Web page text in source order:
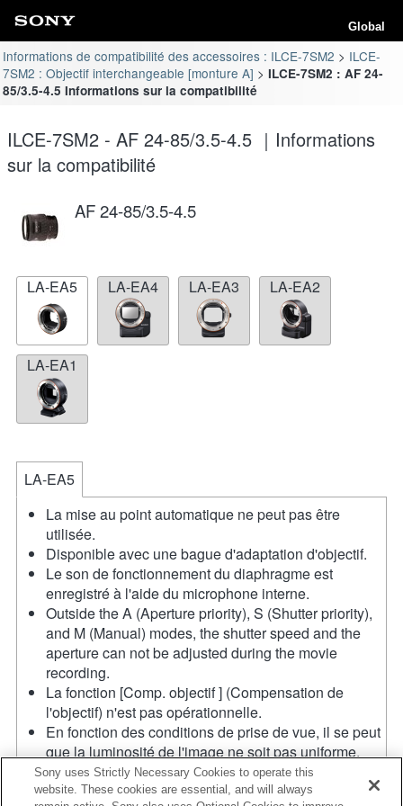
Global
Informations de compatibilité des accessoires : ILCE-7SM2
ILCE-
7SM2 : Objectif interchangeable [monture A]
ILCE-7SM2 : AF 24-
85/3.5-4.5 Informations sur la compatibilité
ILCE-7SM2 - AF 24-85/3.5-4.5 ｜Informations
sur la compatibilité
AF 24-85/3.5-4.5
LA-EA5 LA-EA4 LA-EA3 LA-EA2
LA-EA1
LA-EA5
La mise au point automatique ne peut pas être
utilisée.
Disponible avec une bague d'adaptation d'objectif.
Le son de fonctionnement du diaphragme est
enregistré à l'aide du microphone interne.
Outside the A (Aperture priority), S (Shutter priority),
and M (Manual) modes, the shutter speed and the
aperture can not be adjusted during the movie
recording.
La fonction [Comp. objectif ] (Compensation de
l'objectif) n'est pas opérationnelle.
En fonction des conditions de prise de vue, il se peut
que la luminosité de l'image ne soit pas uniforme.
Réglez la fonction [Obturat. à rideaux avant] sur [Off].
Si vous fixez l'objectif à monture A à l'aide de
Sony uses Strictly Necessary Cookies to operate this
website. These cookies are essential, and will always